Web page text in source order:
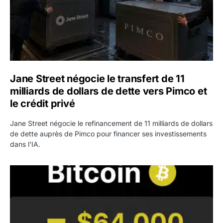
Jane Street négocie le transfert de 11
milliards de dollars de dette vers Pimco et
le crédit privé
Jane Street négocie le refinancement de 11 milliards de dollars
de dette auprès de Pimco pour financer ses investissements
dans l'IA.
Bitcoin stagne à 64 000 dollars pendant que les